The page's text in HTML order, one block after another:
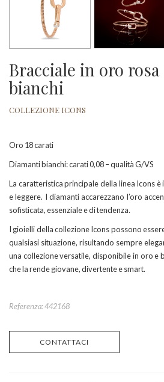
Bracciale in oro
bianchi
COLLEZIONE ICONS
Oro 18 carati
Diamanti bianchi: carati 0,08 – qualità G/VS
La caratteristica principale della linea Icons
e leggere. I diamanti accarezzano l’oro
sofisticata, essenziale e di tendenza.
I gioielli della collezione Icons possono
qualsiasi situazione, risultando sempre
una collezione versatile, disponibile in oro e
che la rende giovane, divertente e smart.
Referenza: 442168
CONTATTACI